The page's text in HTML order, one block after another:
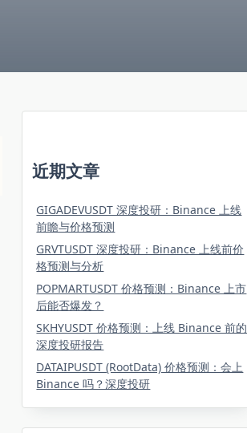
近期文章
GIGADEVUSDT 深度投研：Binance 上线
前瞻与价格预测
GRVTUSDT 深度投研：Binance 上线前价
格预测与分析
POPMARTUSDT 价格预测：Binance 上市
后能否爆发？
SKHYUSDT 价格预测：上线 Binance 前的
深度投研报告
DATAIPUSDT (RootData) 价格预测：会上
Binance 吗？深度投研